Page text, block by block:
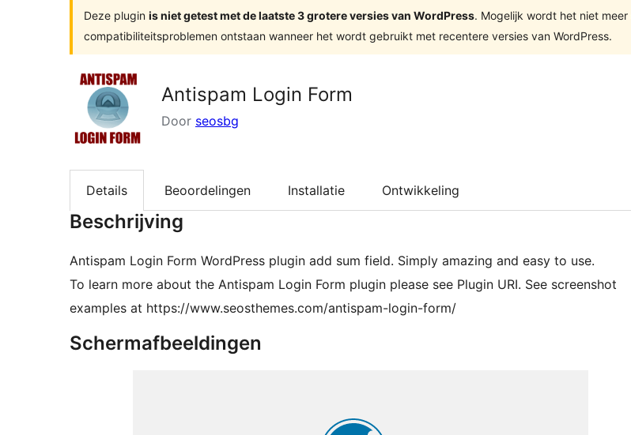
Deze plugin is niet getest met de laatste 3 grotere versies van WordPress. Mogelijk wordt het niet
compatibiliteitsproblemen ontstaan wanneer het wordt gebruikt met recentere versies van WordPress.
Antispam Login Form
Door seosbg
Details Beoordelingen Installatie Ontwikkeling
Beschrijving
Antispam Login Form WordPress plugin add sum field. Simply amazing and easy to use.
To learn more about the Antispam Login Form plugin please see Plugin URI. See screenshot
examples at https://www.seosthemes.com/antispam-login-form/
Schermafbeeldingen